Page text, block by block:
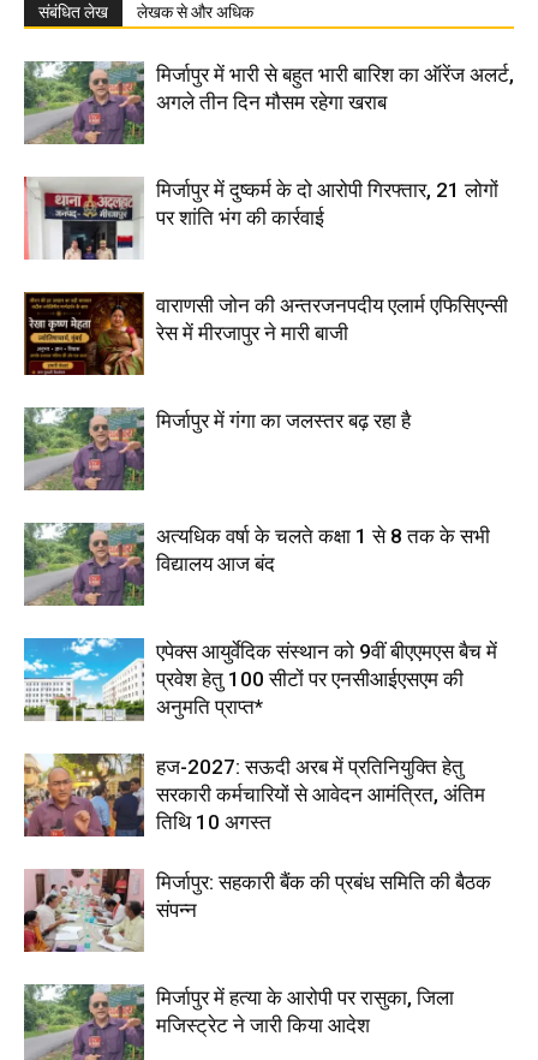
संबंधित लेख लेखक से और अधिक
मिर्जापुर में भारी से बहुत भारी बारिश का ऑरेंज अलर्ट,
अगले तीन दिन मौसम रहेगा खराब
मिर्जापुर में दुष्कर्म के दो आरोपी गिरफ्तार, 21 लोगों
पर शांति भंग की कार्रवाई
वाराणसी जोन की अन्तरजनपदीय एलार्म एफिसिएन्सी
रेस में मीरजापुर ने मारी बाजी
मिर्जापुर में गंगा का जलस्तर बढ़ रहा है
अत्यधिक वर्षा के चलते कक्षा 1 से 8 तक के सभी
विद्यालय आज बंद
एपेक्स आयुर्वेदिक संस्थान को 9वीं बीएएमएस बैच में
प्रवेश हेतु 100 सीटों पर एनसीआईएसएम की
अनुमति प्राप्त*
हज-2027: सऊदी अरब में प्रतिनियुक्ति हेतु
सरकारी कर्मचारियों से आवेदन आमंत्रित, अंतिम
तिथि 10 अगस्त
मिर्जापुर: सहकारी बैंक की प्रबंध समिति की बैठक
संपन्न
मिर्जापुर में हत्या के आरोपी पर रासुका, जिला
मजिस्ट्रेट ने जारी किया आदेश